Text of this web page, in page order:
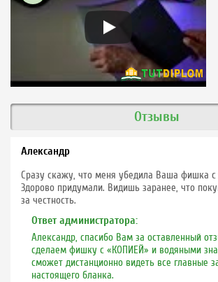
Отзывы
Александр
Сразу скажу, что меня убедила Ваша фишка
Здорово придумали. Видишь заранее, что
за честность.
Ответ администратора:
Александр, спасибо Вам за оставленный
сделаем фишку с «КОПИЕЙ» и водяными
сможет дистанционно видеть все главные
настоящего бланка.